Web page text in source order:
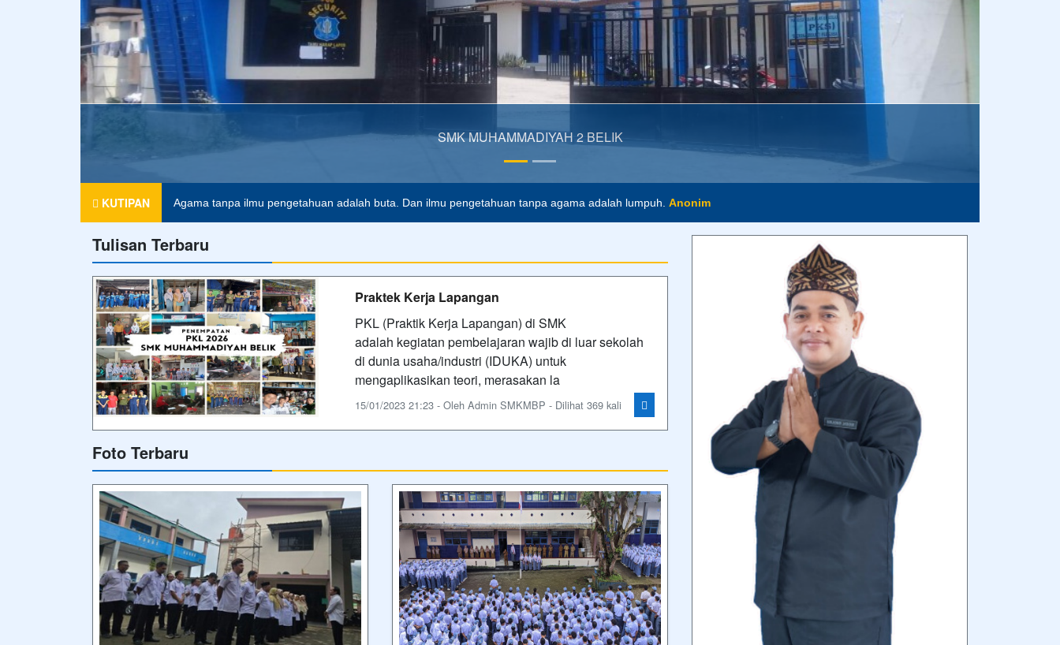
KUTIPAN
Pendidikan merupakan tiket untuk masa depan. Hari esok untuk orang-orang yang telah mempersiapkan dirinya hari ini. Anonim
Agama tanpa ilmu pengetahuan adalah buta. Dan ilmu pengetahuan tanpa agama adalah lumpuh. Anonim
Tulisan Terbaru
Praktek Kerja Lapangan
PKL (Praktik Kerja Lapangan) di SMK
adalah kegiatan pembelajaran wajib di luar sekolah
di dunia usaha/industri (IDUKA) untuk
mengaplikasikan teori, merasakan la
15/01/2023 21:23 - Oleh Admin SMKMBP - Dilihat 369 kali
Foto Terbaru